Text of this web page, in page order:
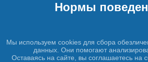
Нормы
Мы используем cookies для сбора
данных. Они помогают
Оставаясь на сайте, вы соглашаетесь на